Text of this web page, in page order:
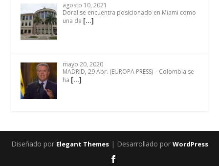
agosto 10, 2021
Doral se encuentra posicionado en Miami como
una de […]
mayo 20, 2020
MADRID, 29 Abr. (EUROPA PRESS) – Colombia se
ha […]
Diseñado por Elegant Themes| Desarrollado por WordPress